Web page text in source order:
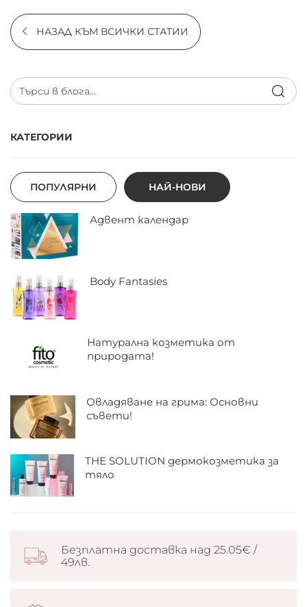
НАЗАД КЪМ ВСИЧКИ СТАТИИ
КАТЕГОРИИ
ПОПУЛЯРНИ НАЙ-НОВИ
Адвент календар
Body Fantasies
Натурална козметика от
природата!
Овладяване на грима: Основни
съвети!
THE SOLUTION дермокозметика за
тяло
Безплатна доставка над 25.05€ /
49лв.